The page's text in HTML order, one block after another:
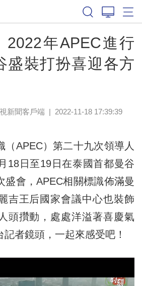
2022年APEC進行
盛裝打扮喜迎各方
新聞客戶端 | 2022-11-18 17:39:39
APEC）第二十九次領導人
18日至19日在泰國首都曼谷
盛會，APEC相關標識佈滿曼
吉王后國家會議中心也裝飾
頭攢動，處處洋溢著喜慶氣
者鏡頭，一起來感受吧！